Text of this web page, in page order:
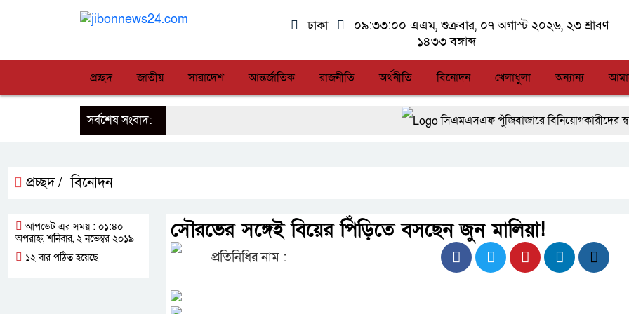
ঢাকা ০৯:৩৩:০০ এএম, শুক্রবার, ০৭ অগাস্ট ২০২৬, ২৩ শ্রাবণ
১৪৩৩ বঙ্গাব্দ
প্রচ্ছদ জাতীয় সারাদেশ আন্তর্জাতিক রাজনীতি অর্থনীতি বিনোদন খেলাধুলা অন্যান্য
সর্বশেষ সংবাদ:
সিএমএসএফ পুঁজিবাজারে বিনিয়োগকারীদের স্বার্থ
আত-তানযীল ইনস্টিটিউট চট্টগ্রাম দুবছর পেরিয়ে
ফ্যাসিবাদবিরোধী আন্দোলনে হত্যাকাণ্ডের বিচার হবে
জুলাই স্মৃতি জাদুঘরের দুয়ার খুলেছে, উদ্বোধন করলেন
প্রচ্ছদ / বিনোদন
সৌরভের সঙ্গেই বিয়ের পিঁড়িতে বসছেন জুন মালিয়া!
প্রতিনিধির নাম :
আপডেট এর সময় : ০১:৪০
অপরাহ্ন, শনিবার, ২ নভেম্বর ২০১৯
১২ বার পঠিত হয়েছে